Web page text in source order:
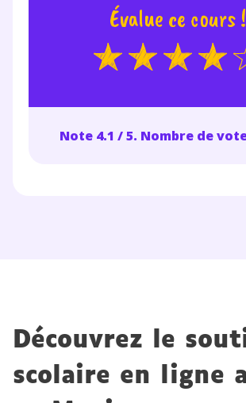
Évalue ce cours !
Note 4.1 / 5. Nombre de
Découvrez le
scolaire en ligne